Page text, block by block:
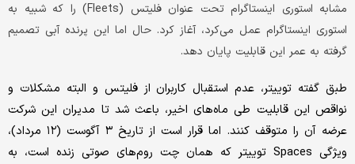
مشابه استوری اینستاگرام تحت عنوان فلیتس (Fleets) را که شبیه به
استوری اینستاگرام عمل می‌کرد، آغاز کرد. حال اما این پرنده آبی تصمیم
گرفته به عمر این قابلیت پایان دهد.
طبق گفته توییتر، عدم استقبال کاربران از فلیتس و البته مشکلات و
نواقص این قابلیت طی ماه‌های اخیر، باعث شد تا مدیران این شرکت
عرضه آن را متوقف کنند. اما قرار است از تاریخ ۳ آگوست (۱۲ مرداد)،
ویژگی Spaces توییتر که همان چت روم‌های صوتی زنده است، به